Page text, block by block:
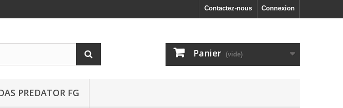
Connexion
Contactez-nous
Panier (vide)
PREDATOR FG